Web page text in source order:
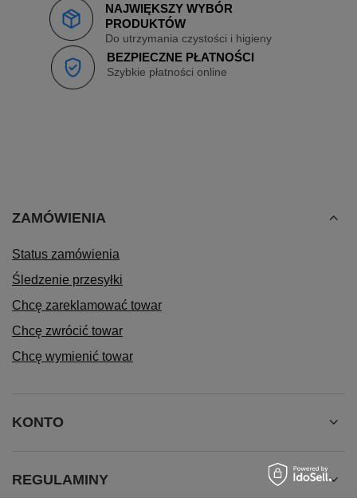
NAJWIĘKSZY WYBÓR
PRODUKTÓW
Do utrzymania czystości i higieny
BEZPIECZNE PŁATNOŚCI
Szybkie płatności online
ZAMÓWIENIA
Status zamówienia
Śledzenie przesyłki
Chcę zareklamować towar
Chcę zwrócić towar
Chcę wymienić towar
KONTO
REGULAMINY